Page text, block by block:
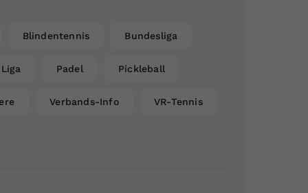
Blindentennis Bundesliga
Liga Padel Pickleball
Verbands-Info VR-Tennis